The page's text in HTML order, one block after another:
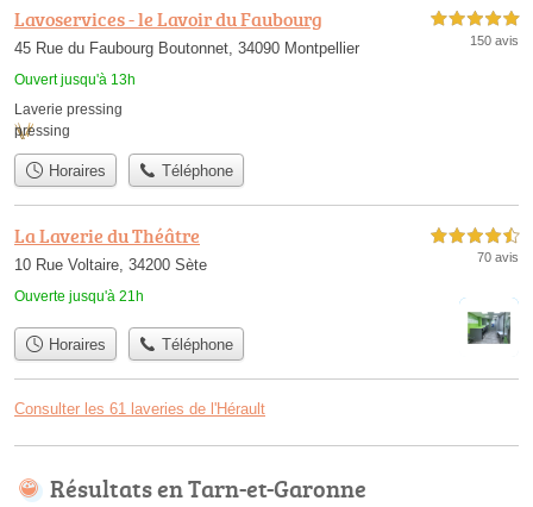
Lavoservices - le Lavoir du Faubourg
45 Rue du Faubourg Boutonnet, 34090 Montpellier
Ouvert jusqu'à 13h
5,0 étoiles sur 5
150 avis
Laverie pressing
pressing
Horaires Téléphone
La Laverie du Théâtre
10 Rue Voltaire, 34200 Sète
Ouverte jusqu'à 21h
4,5 étoiles sur 5
70 avis
Horaires Téléphone
Consulter les 61 laveries de l'Hérault
Résultats en Tarn-et-Garonne